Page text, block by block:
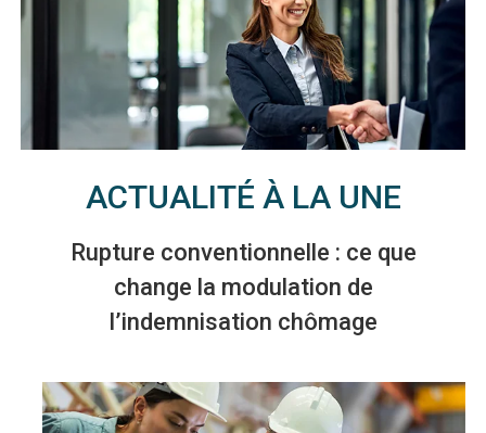
ACTUALITÉ À LA UNE
Rupture conventionnelle : ce que
change la modulation de
l’indemnisation chômage